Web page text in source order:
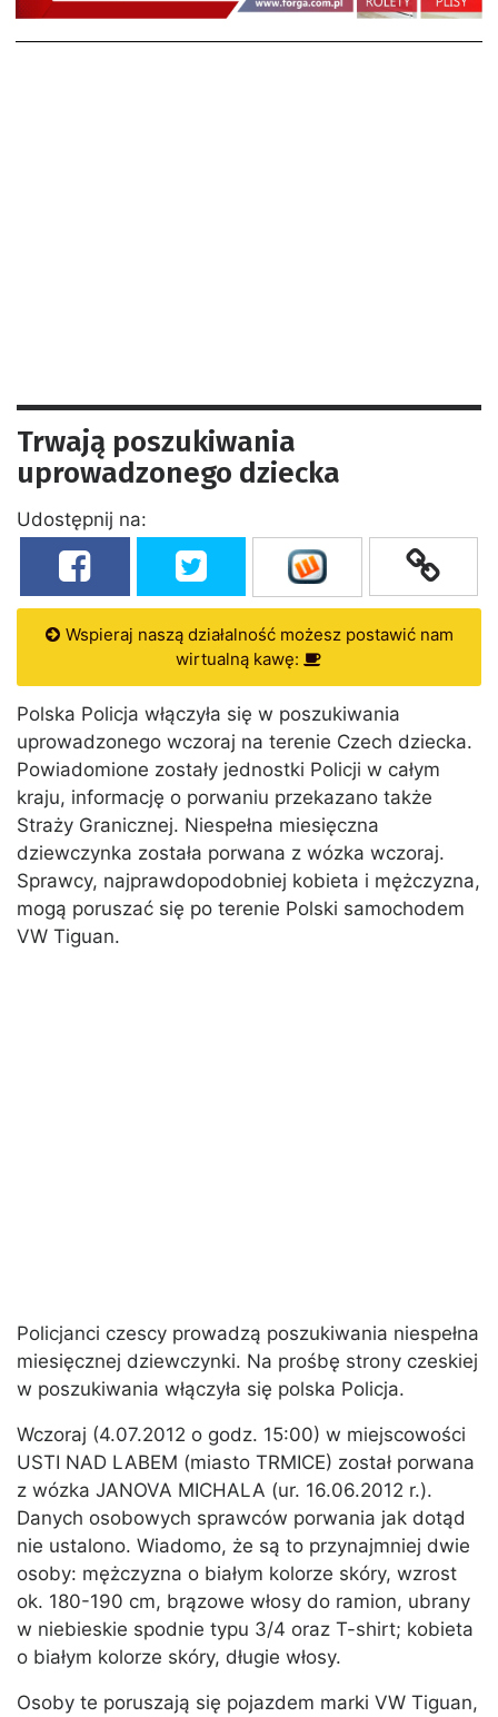
Trwają poszukiwania
uprowadzonego dziecka
Udostępnij na:
Wspieraj naszą działalność możesz postawić nam
wirtualną kawę:
Polska Policja włączyła się w poszukiwania
uprowadzonego wczoraj na terenie Czech dziecka.
Powiadomione zostały jednostki Policji w całym
kraju, informację o porwaniu przekazano także
Straży Granicznej. Niespełna miesięczna
dziewczynka została porwana z wózka wczoraj.
Sprawcy, najprawdopodobniej kobieta i mężczyzna,
mogą poruszać się po terenie Polski samochodem
VW Tiguan.
Policjanci czescy prowadzą poszukiwania niespełna
miesięcznej dziewczynki. Na prośbę strony czeskiej
w poszukiwania włączyła się polska Policja.
Wczoraj (4.07.2012 o godz. 15:00) w miejscowości
USTI NAD LABEM (miasto TRMICE) został porwana
z wózka JANOVA MICHALA (ur. 16.06.2012 r.).
Danych osobowych sprawców porwania jak dotąd
nie ustalono. Wiadomo, że są to przynajmniej dwie
osoby: mężczyzna o białym kolorze skóry, wzrost
ok. 180-190 cm, brązowe włosy do ramion, ubrany
w niebieskie spodnie typu 3/4 oraz T-shirt; kobieta
o białym kolorze skóry, długie włosy.
Osoby te poruszają się pojazdem marki VW Tiguan,